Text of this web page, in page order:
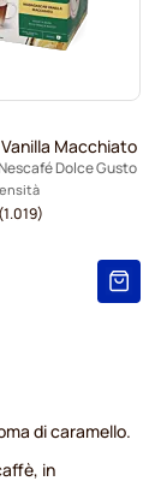
Macchiato
Dolce Gusto
1.019)
di caramello.
in